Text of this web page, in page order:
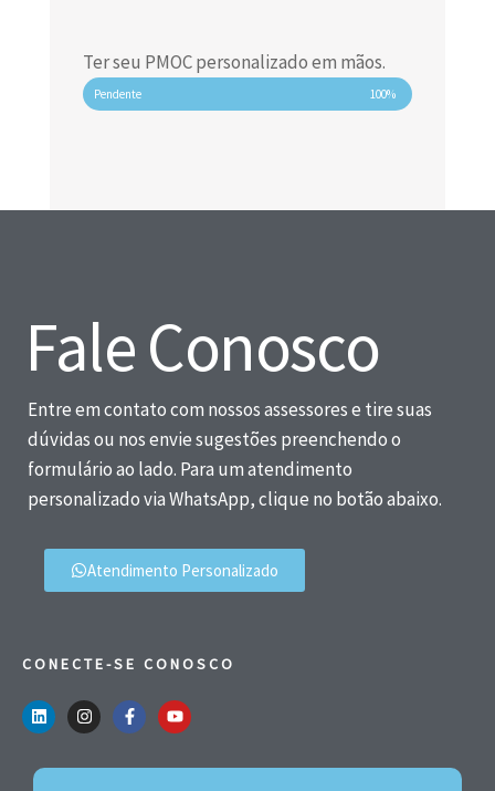
Ter seu PMOC personalizado em mãos.
Pendente 100%
Fale Conosco
Entre em contato com nossos assessores e tire suas
dúvidas ou nos envie sugestões preenchendo o
formulário ao lado. Para um atendimento
personalizado via WhatsApp, clique no botão abaixo.
Atendimento Personalizado
CONECTE-SE CONOSCO